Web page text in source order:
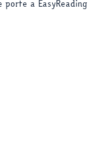
a EasyReading